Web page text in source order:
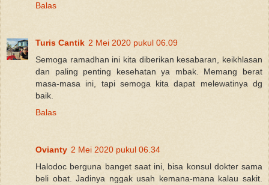
Balas
Turis Cantik 2 Mei 2020 pukul 06.09
Semoga ramadhan ini kita diberikan kesabaran, keikhlasan
dan paling penting kesehatan ya mbak. Memang berat
masa-masa ini, tapi semoga kita dapat melewatinya dg
baik.
Balas
Ovianty 2 Mei 2020 pukul 06.34
Halodoc berguna banget saat ini, bisa konsul dokter sama
beli obat. Jadinya nggak usah kemana-mana kalau sakit.